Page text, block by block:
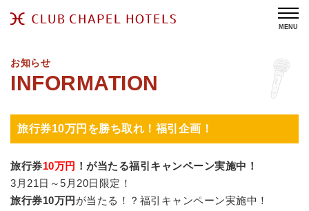
MENU
お知らせ
旅行券10万円を勝ち取れ！福引企画！
旅行券10万円 ！が当たる福引キャンペーン実施中！
3月21日～5月20日限定！
旅行券10万円 が当たる！？福引キャンペーン実施中！